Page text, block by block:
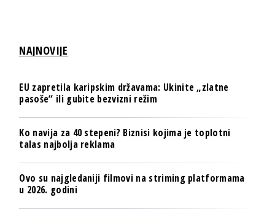
NAJNOVIJE
EU zapretila karipskim državama: Ukinite „zlatne
pasoše“ ili gubite bezvizni režim
Ko navija za 40 stepeni? Biznisi kojima je toplotni
talas najbolja reklama
Ovo su najgledaniji filmovi na striming platformama
u 2026. godini